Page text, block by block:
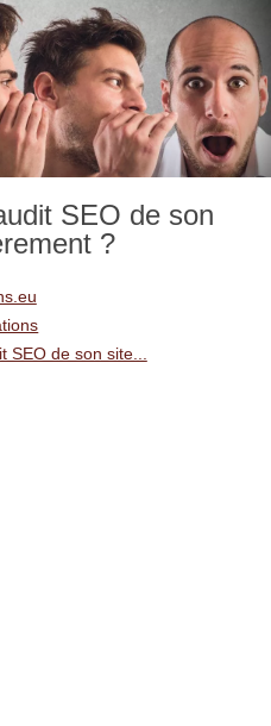
SEO de son
?
SEO de son site...